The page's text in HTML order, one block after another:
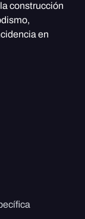
construcción
en